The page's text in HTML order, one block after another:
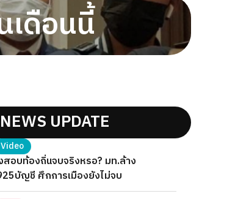
เดือนนี้
NEWS UPDATE
Video
สอบท้องถิ่นจบจริงหรอ? มท.ล้าง
บัญชี ศึกการเมืองยังไม่จบ